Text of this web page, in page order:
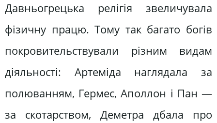
Давньогрецька релігія звеличувала
фізичну працю. Тому так багато богів
покровительствували різним видам
діяльності: Артеміда наглядала за
полюванням, Гермес, Аполлон і Пан —
за скотарством, Деметра дбала про